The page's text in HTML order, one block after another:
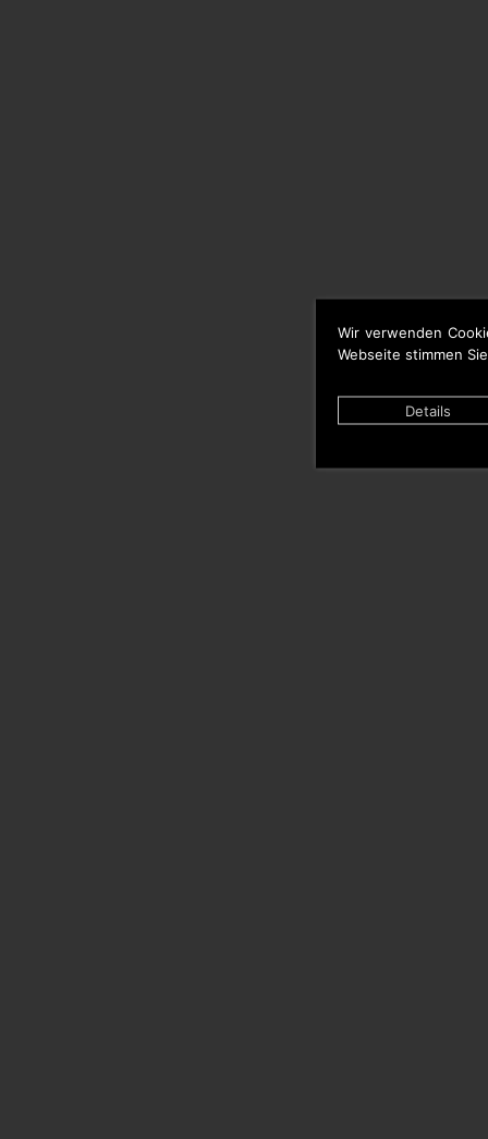
Wir verwenden
Webseite stimmen
Details